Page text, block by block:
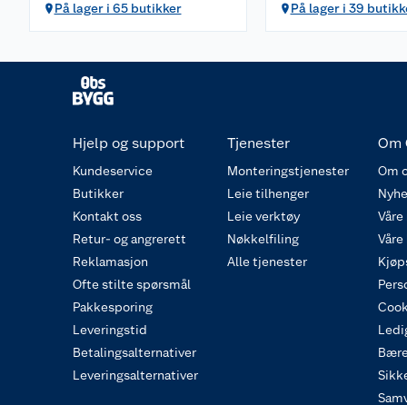
På lager i 65 butikker
På lager i 39
Hjelp og support
Kundeservice
Butikker
Kontakt oss
Retur- og angrerett
Reklamasjon
Ofte stilte spørsmål
Pakkesporing
Leveringstid
Betalingsalternativer
Leveringsalternativer
Tjenester
Monteringstjenester
Leie tilhenger
Leie verktøy
Nøkkelfiling
Alle tjenester
Om
Om